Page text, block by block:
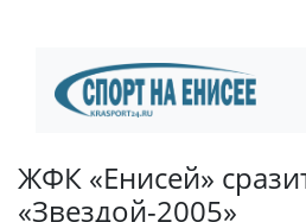
ЖФК «Енисей»
«Звездой-2005»